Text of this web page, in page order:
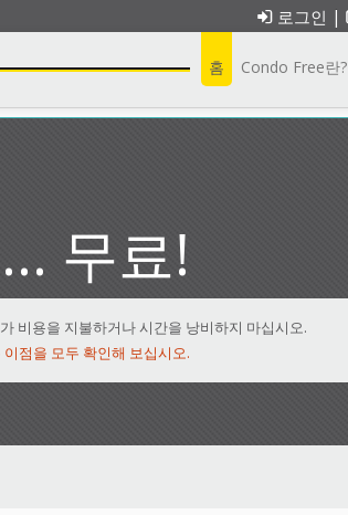
로그인 |
홈 Condo Free란?
무료!
비용을 지불하거나 시간을 낭비하지 마십시오.
점을 모두 확인해 보십시오.